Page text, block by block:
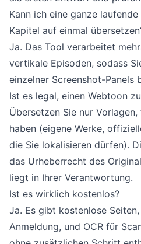
Kann ich eine ganze
Kapitel auf einmal
Ja. Das Tool verarbeitet
vertikale Episoden, sodass
einzelner Screenshot-Panels
Ist es legal, einen Webtoon
Übersetzen Sie nur
haben (eigene Werke,
die Sie lokalisieren dürfen).
das Urheberrecht des
liegt in Ihrer Verantwortung.
Ist es wirklich kostenlos?
Ja. Es gibt kostenlose
Anmeldung, und OCR für